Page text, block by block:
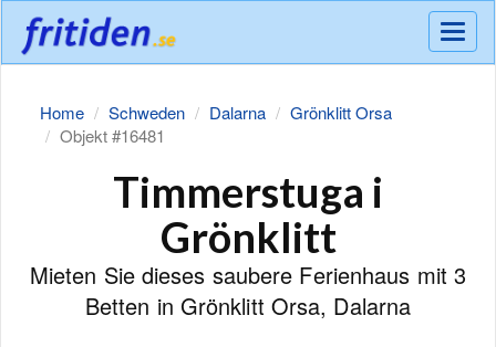
Meny
Home Schweden Dalarna
Grönklitt Orsa
Objekt #16481
Timmerstuga i
Grönklitt
Mieten Sie dieses saubere Ferienhaus mit 3
Betten in Grönklitt Orsa, Dalarna